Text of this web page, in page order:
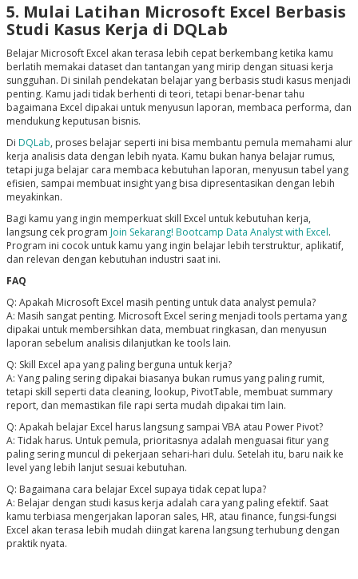
5. Mulai Latihan Microsoft Excel Berbasis
Studi Kasus Kerja di DQLab
Belajar Microsoft Excel akan terasa lebih cepat berkembang ketika kamu
berlatih memakai dataset dan tantangan yang mirip dengan situasi kerja
sungguhan. Di sinilah pendekatan belajar yang berbasis studi kasus menjadi
penting. Kamu jadi tidak berhenti di teori, tetapi benar-benar tahu
bagaimana Excel dipakai untuk menyusun laporan, membaca performa, dan
mendukung keputusan bisnis.
Di DQLab, proses belajar seperti ini bisa membantu pemula memahami alur
kerja analisis data dengan lebih nyata. Kamu bukan hanya belajar rumus,
tetapi juga belajar cara membaca kebutuhan laporan, menyusun tabel yang
efisien, sampai membuat insight yang bisa dipresentasikan dengan lebih
meyakinkan.
Bagi kamu yang ingin memperkuat skill Excel untuk kebutuhan kerja,
langsung cek program Join Sekarang! Bootcamp Data Analyst with Excel.
Program ini cocok untuk kamu yang ingin belajar lebih terstruktur, aplikatif,
dan relevan dengan kebutuhan industri saat ini.
FAQ
Q: Apakah Microsoft Excel masih penting untuk data analyst pemula?
A: Masih sangat penting. Microsoft Excel sering menjadi tools pertama yang
dipakai untuk membersihkan data, membuat ringkasan, dan menyusun
laporan sebelum analisis dilanjutkan ke tools lain.
Q: Skill Excel apa yang paling berguna untuk kerja?
A: Yang paling sering dipakai biasanya bukan rumus yang paling rumit,
tetapi skill seperti data cleaning, lookup, PivotTable, membuat summary
report, dan memastikan file rapi serta mudah dipakai tim lain.
Q: Apakah belajar Excel harus langsung sampai VBA atau Power Pivot?
A: Tidak harus. Untuk pemula, prioritasnya adalah menguasai fitur yang
paling sering muncul di pekerjaan sehari-hari dulu. Setelah itu, baru naik ke
level yang lebih lanjut sesuai kebutuhan.
Q: Bagaimana cara belajar Excel supaya tidak cepat lupa?
A: Belajar dengan studi kasus kerja adalah cara yang paling efektif. Saat
kamu terbiasa mengerjakan laporan sales, HR, atau finance, fungsi-fungsi
Excel akan terasa lebih mudah diingat karena langsung terhubung dengan
praktik nyata.